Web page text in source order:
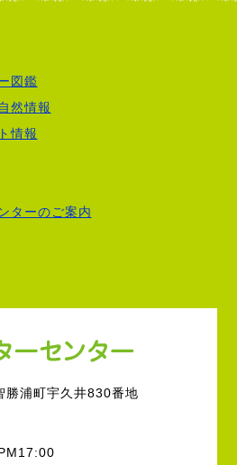
図鑑
然情報
情報
ターのご案内
勝浦町宇久井830番地